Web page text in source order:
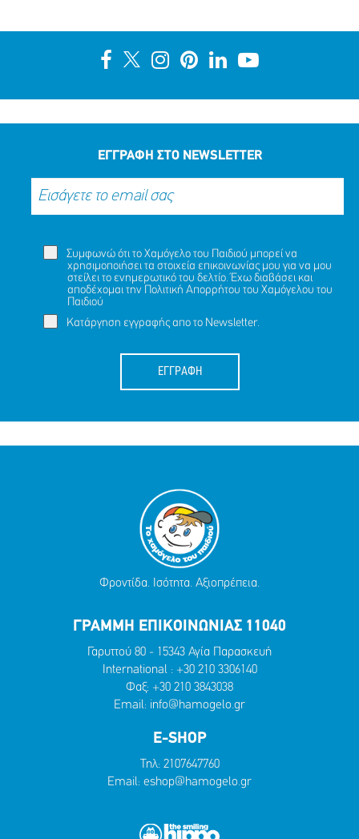
ΜΟΙΡΑΣΟΥ
ΔΡΑΣΕ
ΕΓΓΡΑΦΗ ΣΤΟ NEWSLETTER
Συμφωνώ ότι το Χαμόγελο του Παιδιού μπορεί να
χρησιμοποιήσει τα στοιχεία επικοινωνίας μου για να μου
στείλει το ενημερωτικό του δελτίο. Έχω διαβάσει και
αποδέχομαι την Πολιτική Απορρήτου του Χαμόγελου του
Παιδιού
Κατάργηση εγγραφής απο το Newsletter.
ΕΓΓΡΑΦΗ
Φροντίδα. Ισότητα. Αξιοπρέπεια.
ΓΡΑΜΜΗ ΕΠΙΚΟΙΝΩΝΙΑΣ 11040
Γαρυττού 80 - 15343 Αγία Παρασκευή
International : +30 210 3306140
Φαξ: +30 210 3843038
Email: info@hamogelo.gr
E-SHOP
Τηλ: 2107647760
Email: eshop@hamogelo.gr